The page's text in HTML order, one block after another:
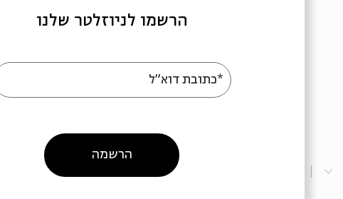
הרשמו לניוזלטר שלנו
*כתובת דוא"ל
הרשמה